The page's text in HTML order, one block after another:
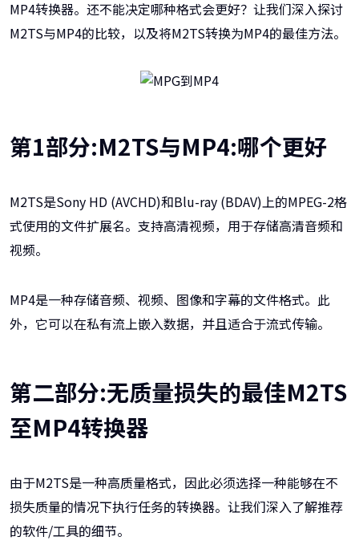
MP4转换器。还不能决定哪种格式会更好？让我们深入探讨
M2TS与MP4的比较，以及将M2TS转换为MP4的最佳方法。
第1部分:M2TS与MP4:哪个更好
M2TS是Sony HD (AVCHD)和Blu-ray (BDAV)上的MPEG-2格
式使用的文件扩展名。支持高清视频，用于存储高清音频和
视频。
MP4是一种存储音频、视频、图像和字幕的文件格式。此
外，它可以在私有流上嵌入数据，并且适合于流式传输。
第二部分:无质量损失的最佳M2TS
至MP4转换器
由于M2TS是一种高质量格式，因此必须选择一种能够在不
损失质量的情况下执行任务的转换器。让我们深入了解推荐
的软件/工具的细节。